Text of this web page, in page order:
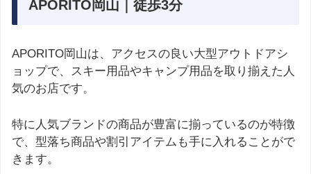
APORITO岡山｜徒歩3分
APORITO岡山は、アクセスの良い大型アウトドアシ
ョップで、スキー用品やキャンプ用品を取り揃えた人
気のお店です。
特に人気ブランドの商品が豊富に揃っているのが特徴
で、型落ち商品や割引アイテムも手に入れることがで
きます。